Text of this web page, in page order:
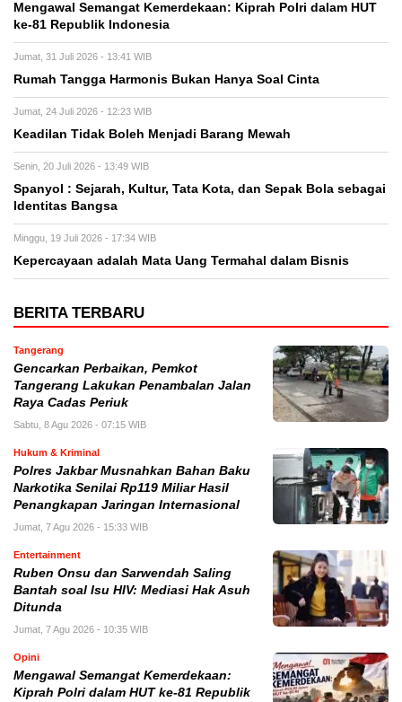
Mengawal Semangat Kemerdekaan: Kiprah Polri dalam HUT
ke-81 Republik Indonesia
Jumat, 31 Juli 2026 - 13:41 WIB
Rumah Tangga Harmonis Bukan Hanya Soal Cinta
Jumat, 24 Juli 2026 - 12:23 WIB
Keadilan Tidak Boleh Menjadi Barang Mewah
Senin, 20 Juli 2026 - 13:49 WIB
Spanyol : Sejarah, Kultur, Tata Kota, dan Sepak Bola sebagai
Identitas Bangsa
Minggu, 19 Juli 2026 - 17:34 WIB
Kepercayaan adalah Mata Uang Termahal dalam Bisnis
BERITA TERBARU
Tangerang
Gencarkan Perbaikan, Pemkot
Tangerang Lakukan Penambalan Jalan
Raya Cadas Periuk
Sabtu, 8 Agu 2026 - 07:15 WIB
Hukum & Kriminal
Polres Jakbar Musnahkan Bahan Baku
Narkotika Senilai Rp119 Miliar Hasil
Penangkapan Jaringan Internasional
Jumat, 7 Agu 2026 - 15:33 WIB
Entertainment
Ruben Onsu dan Sarwendah Saling
Bantah soal Isu HIV: Mediasi Hak Asuh
Ditunda
Jumat, 7 Agu 2026 - 10:35 WIB
Opini
Mengawal Semangat Kemerdekaan:
Kiprah Polri dalam HUT ke-81 Republik